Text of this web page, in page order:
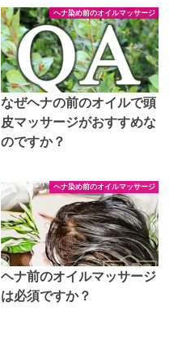
ヘナ染め前のオイルマッサージ
なぜヘナの前のオイルで頭
皮マッサージがおすすめな
のですか？
ヘナ染め前のオイルマッサージ
ヘナ前のオイルマッサージ
は必須ですか？